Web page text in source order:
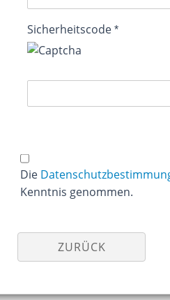
Sicherheitscode
Die
Kenntnis genommen.
ZURÜCK